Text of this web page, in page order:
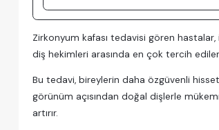
Zirkonyum kafası tedavisi gören hastalar,
diş hekimleri arasında en çok tercih
Bu tedavi, bireylerin daha özgüvenli
görünüm açısından doğal dişlerle
artırır.